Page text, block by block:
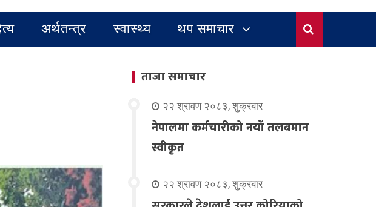
अर्थतन्त्र स्वास्थ्य थप समाचार
ताजा समाचार
२२ श्रावण २०८३, शुक्रबार
नेपालमा कर्मचारीको नयाँ तलबमान
स्वीकृत
२२ श्रावण २०८३, शुक्रबार